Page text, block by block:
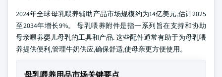
2024年全球母乳喂养辅助产品市场规模约为14亿美元,估计2025
至2034年增长9%。 母乳喂养附件是指一系列旨在支持和协助
母亲喂养婴儿母乳的工具和产品. 这些配件通常有助于为母乳喂
养提供便利,管理牛奶供应,确保舒适,使母亲更方便使用。
母乳喂养用品市场关键要点